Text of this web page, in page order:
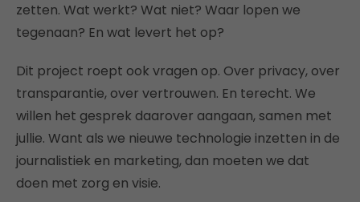
zetten. Wat werkt? Wat niet? Waar lopen we
tegenaan? En wat levert het op?
Dit project roept ook vragen op. Over privacy, over
transparantie, over vertrouwen. En terecht. We
willen het gesprek daarover aangaan, samen met
jullie. Want als we nieuwe technologie inzetten in de
journalistiek en marketing, dan moeten we dat
doen met zorg en visie.